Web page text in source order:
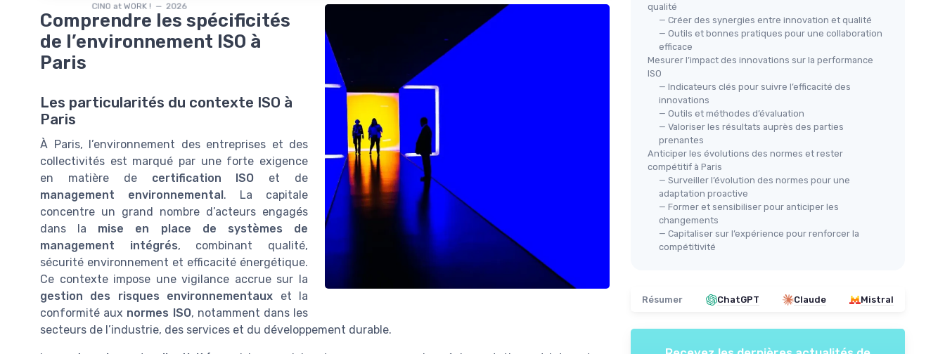
CINO at WORK ! — 2026
Comprendre les spécificités
de l’environnement ISO à
Paris
Les particularités du contexte ISO à
Paris
À Paris, l’environnement des entreprises et des
collectivités est marqué par une forte exigence
en matière de certification ISO et de
management environnemental. La capitale
concentre un grand nombre d’acteurs engagés
dans la mise en place de systèmes de
management intégrés, combinant qualité,
sécurité environnement et efficacité énergétique.
Ce contexte impose une vigilance accrue sur la
gestion des risques environnementaux et la
conformité aux normes ISO, notamment dans les
secteurs de l’industrie, des services et du développement durable.
qualité
— Créer des synergies entre innovation et qualité
— Outils et bonnes pratiques pour une collaboration
efficace
Mesurer l’impact des innovations sur la performance
ISO
— Indicateurs clés pour suivre l’efficacité des
innovations
— Outils et méthodes d’évaluation
— Valoriser les résultats auprès des parties
prenantes
Anticiper les évolutions des normes et rester
compétitif à Paris
— Surveiller l’évolution des normes pour une
adaptation proactive
— Former et sensibiliser pour anticiper les
changements
— Capitaliser sur l’expérience pour renforcer la
compétitivité
Résumer ChatGPT Claude Mistral